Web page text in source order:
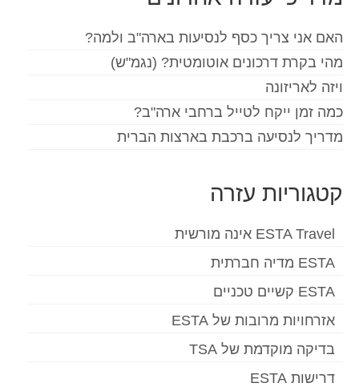
האם אני צריך כסף לנסיעות בארה"ב ולמה?
מהי בקרת דרכונים אוטומטית? (נגמ"ש)
ויזה לאריזונה
כמה זמן ייקח לטייל ברחבי ארה"ב?
מדריך לנסיעה ברכבת בארצות הברית
קטגוריות עזרה
ESTA Travel אינה מורשית
ESTA מדיה חברתית
ESTA קשיים טכניים
אזרחויות מרובות של ESTA
בדיקה מוקדמת של TSA
דרישות ESTA